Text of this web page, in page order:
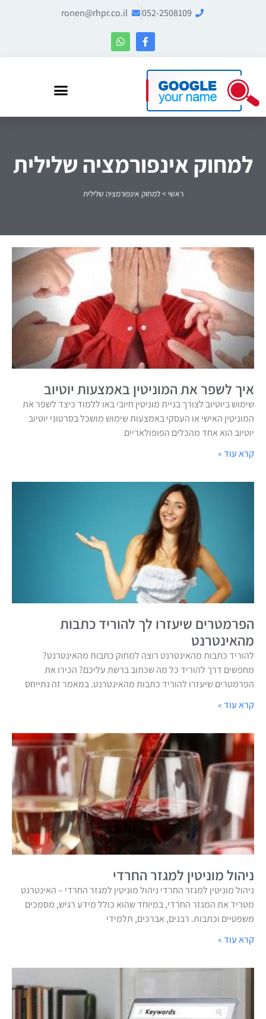
052-2508109
ronen@rhpr.co.il
למחוק אינפורמציה שלילית
ראשי >למחוק אינפורמציה שלילית
איך לשפר את המוניטין באמצעות יוטיוב
שימוש ביוטיוב לצורך בניית מוניטין חיובי באו ללמוד כיצד לשפר את
המוניטין האישי או העסקי באמצעות שימוש מושכל בסרטוני יוטיוב
יוטיוב הוא אחד מהכלים הפופולאריים
קרא עוד »
הפרמטרים שיעזרו לך להוריד כתבות
מהאינטרנט
להוריד כתבות מהאינטרנט רוצה למחוק כתבות מהאינטרנט?
מחפשים דרך להוריד כל מה שכתוב ברשת עליכם? הכירו את
הפרמטרים שיעזרו להוריד כתבות מהאינטרנט. במאמר זה נתייחס
קרא עוד »
ניהול מוניטין למגזר החרדי
ניהול מוניטין למגזר החרדי ניהול מוניטין למגזר החרדי – האינטרנט
מטריד את המגזר החרדי, במיוחד שהוא כולל מידע רגיש, מסמכים
משפטיים וכתבות. רבנים, אברכים, תלמידי
קרא עוד »